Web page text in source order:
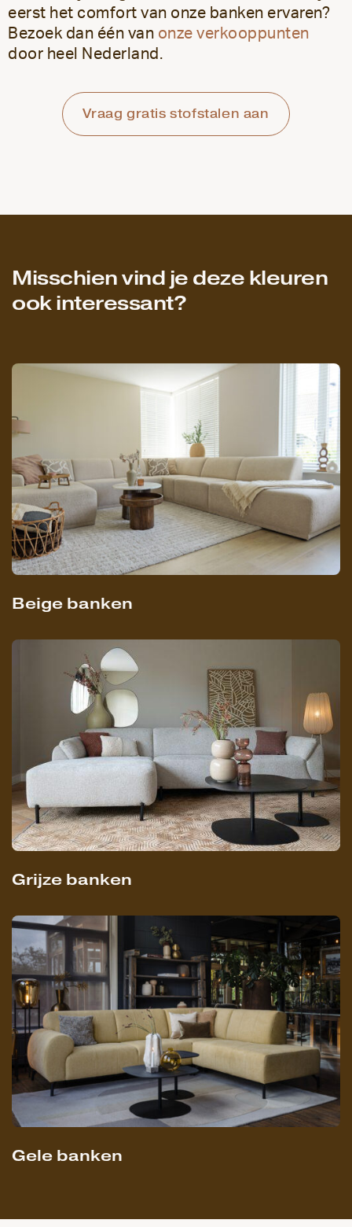
eerst het comfort van onze banken ervaren?
Bezoek dan één van onze verkooppunten
door heel Nederland.
Vraag gratis stofstalen aan
Misschien vind je deze kleuren
ook interessant?
Beige banken
Grijze banken
Gele banken